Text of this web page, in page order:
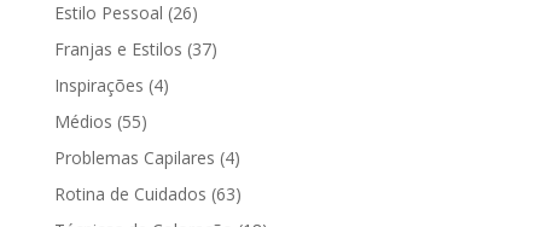
Estilo Pessoal (26)
Franjas e Estilos (37)
Inspirações (4)
Médios (55)
Problemas Capilares (4)
Rotina de Cuidados (63)